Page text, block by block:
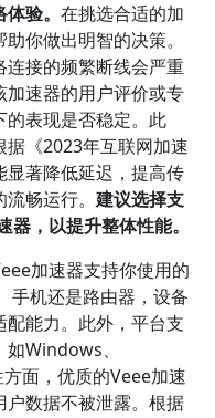
验。 在挑选合适的加
你做出明智的决策。
接的频繁断线会严重
速器的用户评价或专
的表现是否稳定。此
《2023年互联网加速
著降低延迟，提高传
畅运行。 建议选择支
，以提升整体性能。
加速器支持你使用的
手机还是路由器，设备
能力。此外，平台支
Windows、
面，优质的Veee加速
数据不被泄露。根据